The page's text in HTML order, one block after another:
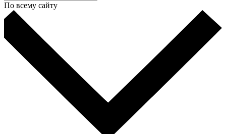
По всему сайту